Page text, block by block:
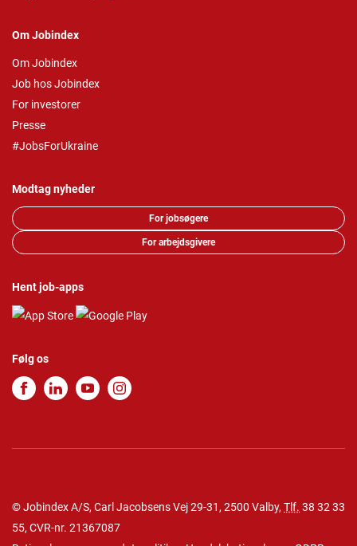
Om Jobindex
Om Jobindex
Job hos Jobindex
For investorer
Presse
#JobsForUkraine
Modtag nyheder
For jobsøgere
For arbejdsgivere
Hent job-apps
Følg os
© Jobindex A/S, Carl Jacobsens Vej 29-31, 2500 Valby, Tlf. 38 32 33
55, CVR-nr. 21367087